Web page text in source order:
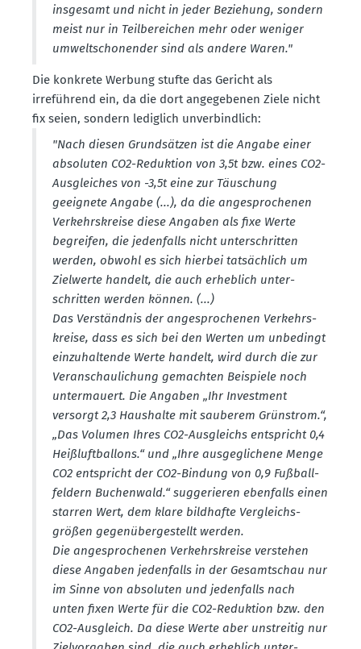
insgesamt und nicht in jeder Beziehung, sondern
meist nur in Teilbe­reichen mehr oder weniger
umwelt­scho­nender sind als andere Waren."
Die konkrete Werbung stufte das Gericht als
irreführend ein, da die dort angege­benen Ziele nicht
fix seien, sondern lediglich unver­bindlich:
"Nach diesen Grund­sätzen ist die Angabe einer
absoluten CO2-Reduktion von 3,5t bzw. eines CO2-
Ausgleiches von -3,5t eine zur Täuschung
geeignete Angabe (...), da die angespro­chenen
Verkehrs­kreise diese Angaben als fixe Werte
begreifen, die jeden­falls nicht unter­schritten
werden, obwohl es sich hierbei tatsächlich um
Zielwerte handelt, die auch erheblich unter­
schritten werden können. (...)
Das Verständnis der angespro­chenen Verkehrs­
kreise, dass es sich bei den Werten um unbedingt
einzu­hal­tende Werte handelt, wird durch die zur
Veran­schau­li­chung gemachten Beispiele noch
unter­mauert. Die Angaben „Ihr Investment
versorgt 2,3 Haushalte mit sauberem Grünstrom.“,
„Das Volumen Ihres CO2-Ausgleichs entspricht 0,4
Heißluft­ballons.“ und „Ihre ausge­gli­chene Menge
CO2 entspricht der CO2-Bindung von 0,9 Fußball­
feldern Buchenwald.“ sugge­rieren ebenfalls einen
starren Wert, dem klare bildhafte Vergleichs­
größen gegen­über­ge­stellt werden.
Die angespro­chenen Verkehrs­kreise verstehen
diese Angaben jeden­falls in der Gesamt­schau nur
im Sinne von absoluten und jeden­falls nach
unten fixen Werte für die CO2-Reduktion bzw. den
CO2-Ausgleich. Da diese Werte aber unstreitig nur